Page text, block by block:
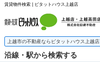
賃貸物件検索 | ピタットハウス上越店
上越市の不動産ならピタットハウス上越店
沿線・駅から検索する